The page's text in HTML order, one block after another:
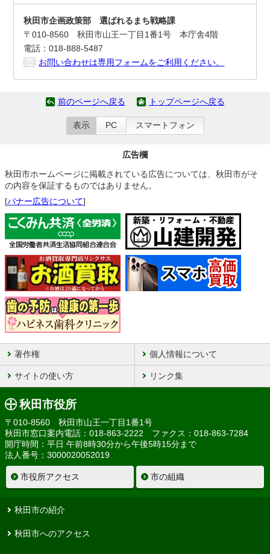
秋田市企画政策部 選ばれるまち戦略課
〒010-8560 秋田市山王一丁目1番1号 本庁舎4階
電話：018-888-5487
お問い合わせは専用フォームをご利用ください。
前のページへ戻る トップページへ戻る
表示 PC スマートフォン
広告欄
秋田市ホームページに掲載されている広告については、秋田市がそ
の内容を保証するものではありません。
[バナー広告について]
著作権 個人情報について
サイトの使い方 リンク集
秋田市役所
〒010-8560 秋田市山王一丁目1番1号
秋田市窓口案内電話：018-863-2222 ファクス：018-863-7284
開庁時間：平日 午前8時30分から午後5時15分まで
法人番号：3000020052019
市役所アクセス 市の組織
秋田市の紹介
秋田市へのアクセス